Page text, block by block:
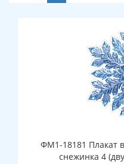
ФМ1-18181 Плакат
снежинка 4